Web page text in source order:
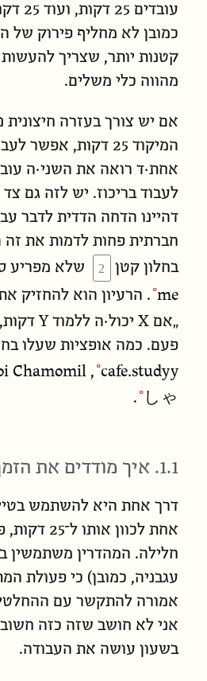
עובדים
25
כמובן לא מחליף פירוק של
קטנות יותר, שצריך
מהווה כלי משלים.
אם יש צורך בעזרה
המיקוד 25 דקות,
אחת·ד רואה את השני·ה
לעבוד בריכוז. יש לזה גם צד
דהיינו הדחה הדדית לדבר
חברתית פחות לדמות את זה
בחלון קטן
שלא מפריע
me . הרעיון הוא להחזיק
„אם Xיכול·ה ללמוד Yדקות,
פעם. כמה אופציות שעלו
cafe.studyy
,
Chamomil
しゃ
.
1.1. איך מודדים את
דרך אחת היא להשתמש
חלילה. המהדרין משתמשין
עגבניה, כמובן) כי פעולת
אמורה להתקשר עם
אני לא חושב שזה כזה
בשעון עושה את העבודה.